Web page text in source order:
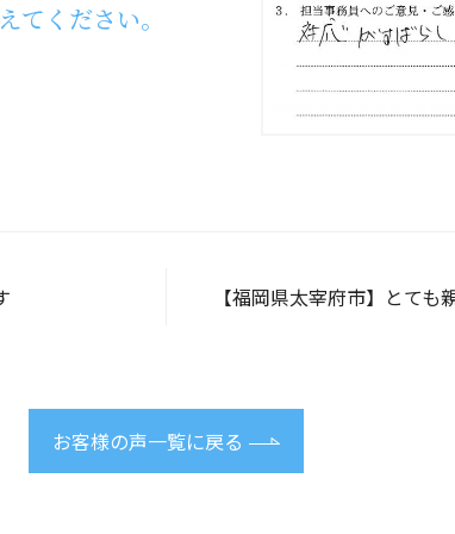
てください。
【福岡県太宰府市】とても親切で、わからない
お客様の声一覧に戻る